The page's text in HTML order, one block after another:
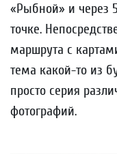
«Рыбной» и через
точке.
маршрута с
тема какой-то из
просто серия
фотографий.